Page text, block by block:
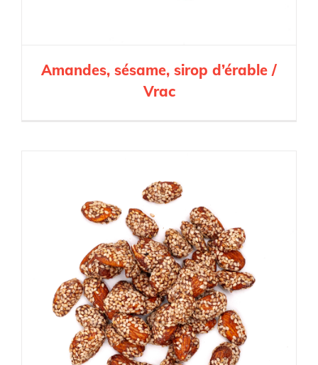
Amandes, sésame, sirop d’érable /
Vrac